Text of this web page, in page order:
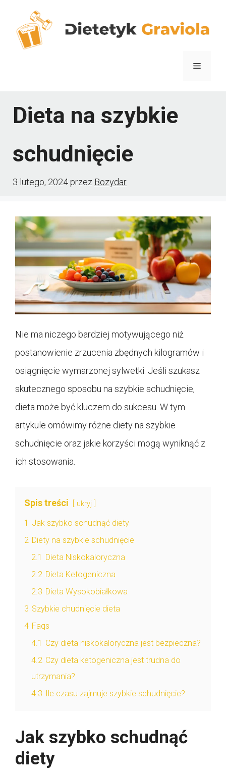
treści
Menu
Dieta na szybkie
schudnięcie
3 lutego, 2024przez Bozydar
Nie ma niczego bardziej motywującego niż
postanowienie zrzucenia zbędnych kilogramów i
osiągnięcie wymarzonej sylwetki. Jeśli szukasz
skutecznego sposobu na szybkie schudnięcie,
dieta może być kluczem do sukcesu. W tym
artykule omówimy różne diety na szybkie
schudnięcie oraz jakie korzyści mogą wyniknąć z
ich stosowania.
Spis treści ukryj
1 Jak szybko schudnąć diety
2 Diety na szybkie schudnięcie
2.1 Dieta Niskokaloryczna
2.2 Dieta Ketogeniczna
2.3 Dieta Wysokobiałkowa
3 Szybkie chudnięcie dieta
4 Faqs
4.1 Czy dieta niskokaloryczna jest bezpieczna?
4.2 Czy dieta ketogeniczna jest trudna do
utrzymania?
4.3 Ile czasu zajmuje szybkie schudnięcie?
Jak szybko schudnąć
diety